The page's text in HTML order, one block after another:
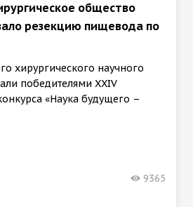
общество
резекцию пищевода по
хирургического научного
победителями XXIV
«Наука будущего –
9365